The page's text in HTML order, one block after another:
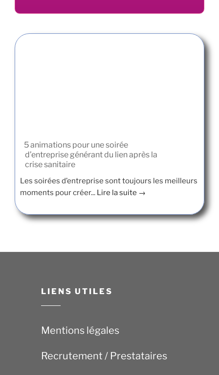
5 animations pour une soirée
d’entreprise générant du lien après la
crise sanitaire
Les soirées d’entreprise sont toujours les meilleurs
moments pour créer... Lire la suite →
LIENS UTILES
Mentions légales
Recrutement / Prestataires